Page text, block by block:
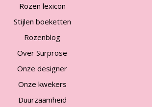
Rozen lexicon
Stijlen boeketten
Rozenblog
Over Surprose
Onze designer
Onze kwekers
Duurzaamheid